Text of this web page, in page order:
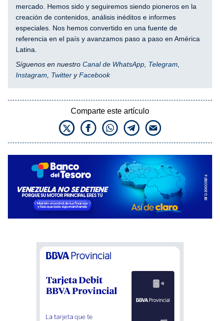
mercado. Hemos sido y seguiremos siendo pioneros en la
creación de contenidos, análisis inéditos e informes
especiales. Nos hemos convertido en una fuente de
referencia en el país y avanzamos paso a paso en América
Latina.
Síguenos en nuestro Canal de WhatsApp Telegram
Instagram
Twitter yFacebook
Comparte este artículo